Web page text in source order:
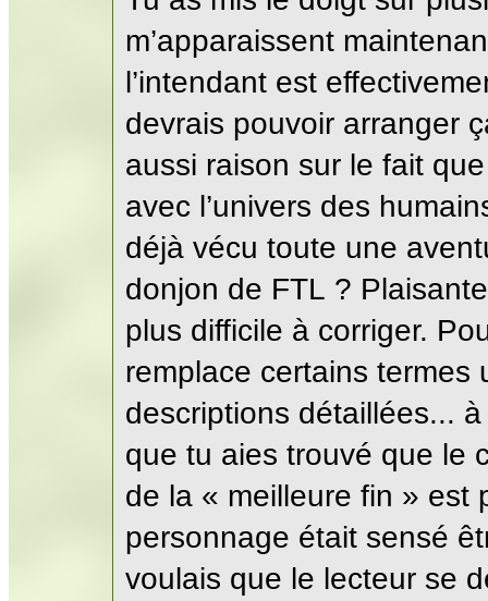
m’apparaissent
l’intendant est
devrais pouvoir arranger
aussi raison sur le fait
avec l’univers des
déjà vécu toute une
donjon de FTL ?
plus difficile à corriger.
remplace certains termes
descriptions détaillées... à
que tu aies trouvé que le
de la « meilleure fin » est
personnage était sensé
voulais que le lecteur se